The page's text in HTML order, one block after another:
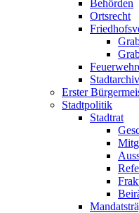
Behörden
Ortsrecht
Stadtarchiv
Erster
Stadtpolitik
Stadtrat